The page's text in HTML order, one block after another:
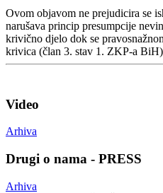
Ovom objavom ne prejudicira se
narušava princip presumpcije
krivično djelo dok se
krivica (član 3. stav 1. ZKP-a
Video
Arhiva
Drugi o nama - PRESS
Arhiva